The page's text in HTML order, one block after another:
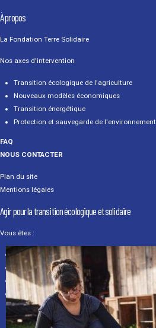
À propos
La Fondation Terre Solidaire
Nos axes d'intervention
Transition écologique de l'agriculture
Nouveaux modèles économiques
Transition énergétique
Protection et sauvegarde de l'environnement
FAQ
NOUS CONTACTER
Plan du site
Mentions légales
Agir pour la transition écologique et solidaire
Vous êtes :
Un particulier
Une association
Une entreprise
Un média